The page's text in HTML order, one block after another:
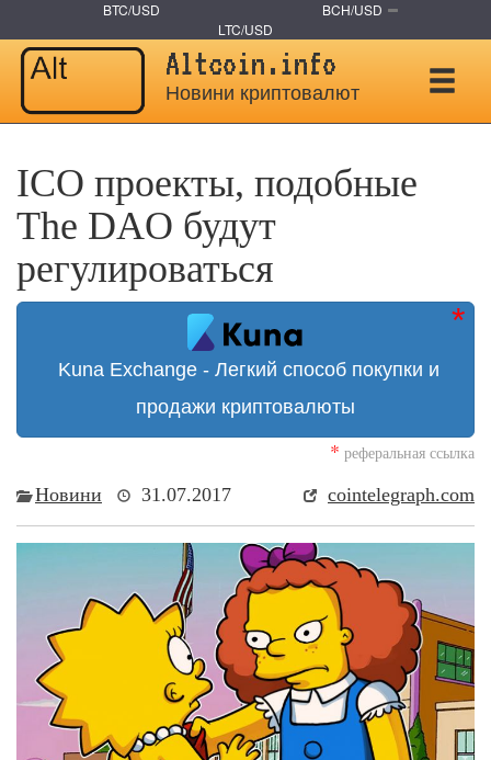
BTC/USD
BCH/USD
LTC/USD
Altcoin.info
Новини криптовалют
ICO проекты, подобные
The DAO будут
регулироваться
Kuna Exchange - Легкий способ покупки и
продажи криптовалюты
* реферальная ссылка
Новини 31.07.2017 cointelegraph.com